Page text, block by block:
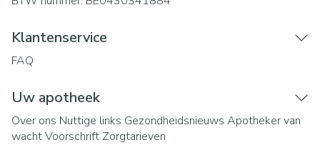
Klantenservice
FAQ
Uw apotheek
Over ons Nuttige links Gezondheidsnieuws Apotheker van
wachtVoorschrift Zorgtarieven